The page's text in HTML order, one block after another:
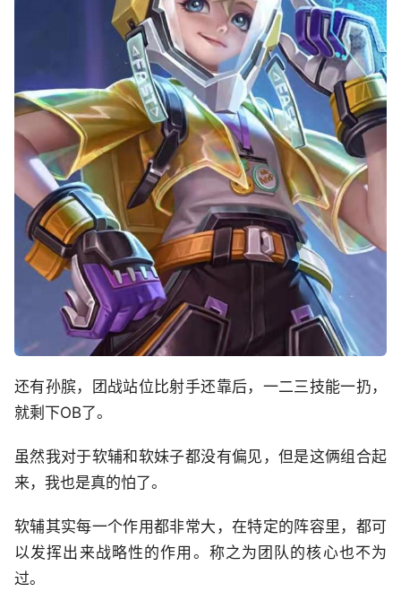
还有孙膑，团战站位比射手还靠后，一二三技能一扔，
就剩下OB了。
虽然我对于软辅和软妹子都没有偏见，但是这俩组合起
来，我也是真的怕了。
软辅其实每一个作用都非常大，在特定的阵容里，都可
以发挥出来战略性的作用。称之为团队的核心也不为
过。